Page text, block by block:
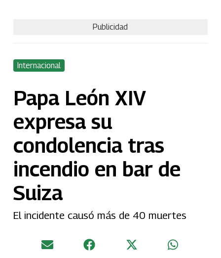
Publicidad
Internacional
Papa León XIV
expresa su
condolencia tras
incendio en bar de
Suiza
El incidente causó más de 40 muertes